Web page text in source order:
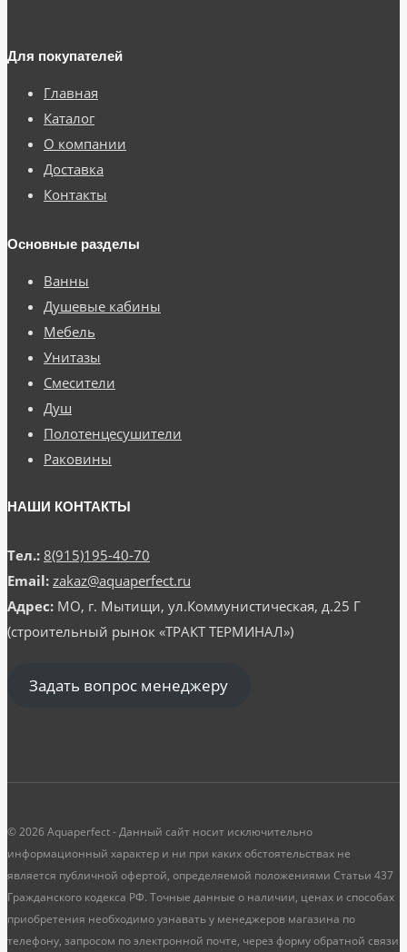
Для покупателей
Главная
Каталог
О компании
Доставка
Контакты
Основные разделы
Ванны
Душевые кабины
Мебель
Унитазы
Смесители
Душ
Полотенцесушители
Раковины
НАШИ КОНТАКТЫ
Тел.: 8(915)195-40-70
Email: zakaz@aquaperfect.ru
Адрес: МО, г. Мытищи, ул.Коммунистическая, д.25 Г
(строительный рынок «ТРАКТ ТЕРМИНАЛ»)
Задать вопрос менеджеру
© 2026 Aquaperfect - Данный сайт носит исключительно
информационный характер и ни при каких обстоятельствах не
является публичной офертой, определяемой положениями Статьи 437
Гражданского кодекса РФ. Точные данные о наличии, ценах и способах
приобретения необходимо узнавать у менеджеров магазина по
телефону, запросом по электронной почте, через форму обратной связи